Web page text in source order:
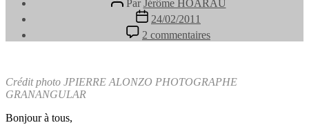
de
l’article
Par Jérôme HOARAU
Date
de
l’article
24/02/2011
2 commentaires
Interview
:
Crédit photo JPIERRE ALONZO PHOTOGRAPHE
GRANANGULAR
Bonjour à tous,